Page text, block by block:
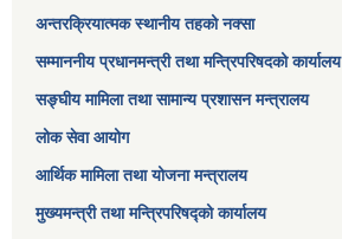
अन्तरक्रियात्मक स्थानीय तहको नक्सा
सम्माननीय प्रधानमन्त्री तथा मन्त्रिपरिषद‌को कार्यालय
सङ्‍घीय मामिला तथा सामान्य प्रशासन मन्त्रालय
लोक सेवा आयोग
आर्थिक मामिला तथा योजना मन्त्रालय​
मुख्यमन्त्री तथा मन्त्रिपरिषद्को कार्यालय